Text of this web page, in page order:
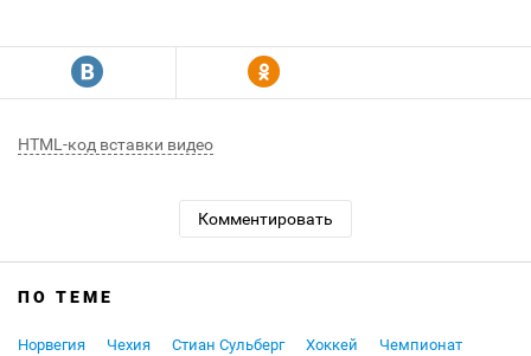
R Y
HTML-код вставки видео
Комментировать
ПО ТЕМЕ
Норвегия Чехия Стиан Сульберг Хоккей
Чемпионат